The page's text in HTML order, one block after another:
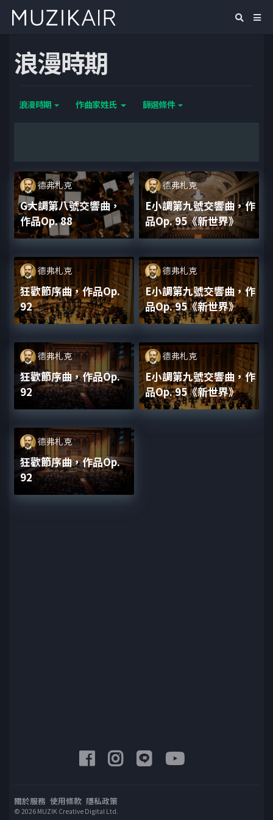
浪漫時期
浪漫時期 作曲家姓氏 篩選條件
德弗札克
G大調第八號交響曲，
作品Op. 88
德弗札克
E小調第九號交響曲，作
品Op. 95《新世界》
德弗札克
狂歡節序曲，作品Op.
92
德弗札克
E小調第九號交響曲，作
品Op. 95《新世界》
德弗札克
狂歡節序曲，作品Op.
92
德弗札克
E小調第九號交響曲，作
品Op. 95《新世界》
德弗札克
狂歡節序曲，作品Op.
92
關於服務 使用條款 隱私政策
© 2026 MUZIK Creative Digital Ltd.